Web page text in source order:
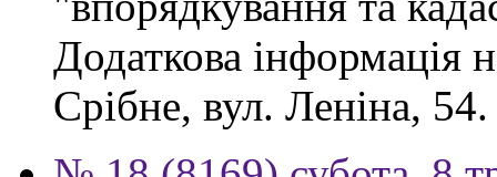
Додаткова інформація
Срібне, вул. Леніна,